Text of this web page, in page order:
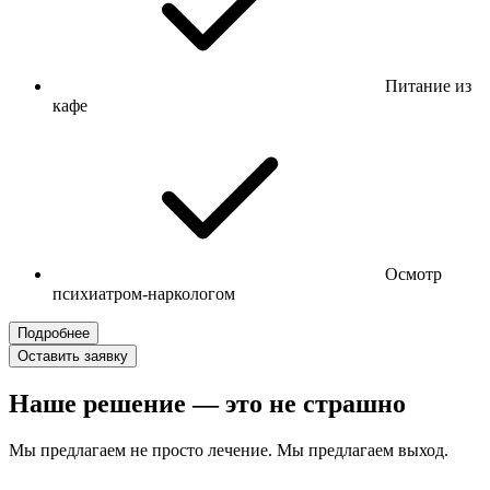
Питание из
кафе
Осмотр
психиатром-наркологом
Подробнее
Оставить заявку
Наше решение — это не страшно
Мы предлагаем не просто лечение. Мы предлагаем выход.